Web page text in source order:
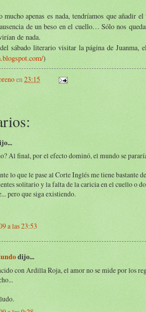
mucho apenas es nada, tendríamos que añadir
de un beso en el cuello… Sólo nos
de nada.
sábado literario visitar la página de Juanma,
)
en 23:15
Al final, por el efecto dominó, el mundo se
lo que le pase al Corte Inglés me tiene bastante
solitario y la falta de la caricia en el cuello o
pero que siga existiendo.
a las 23:53
dijo...
con Ardilla Roja, el amor no se mide por los